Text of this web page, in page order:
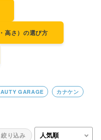
高さ）の選び方
GARAGE
カナケン
絞り込み